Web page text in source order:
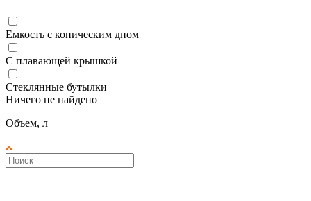
Емкость с коническим дном
С плавающей крышкой
Стеклянные бутылки
Ничего не найдено
Объем, л